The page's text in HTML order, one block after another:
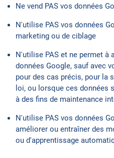
Ne vend PAS vos données
N'utilise PAS vos données
marketing ou de ciblage
N'utilise PAS et ne permet à
données Google, sauf avec
pour des cas précis, pour la
loi, ou lorsque ces données
à des fins de maintenance
N'utilise PAS vos données
améliorer ou entraîner des
ou d'apprentissage